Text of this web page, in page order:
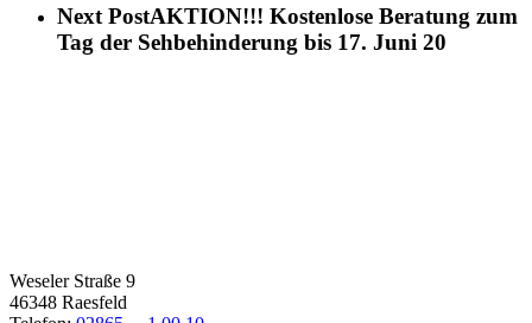
Next PostAKTION!!! Kostenlose Beratung zum
Tag der Sehbehinderung bis 17. Juni 20
Weseler Straße 9
46348 Raesfeld